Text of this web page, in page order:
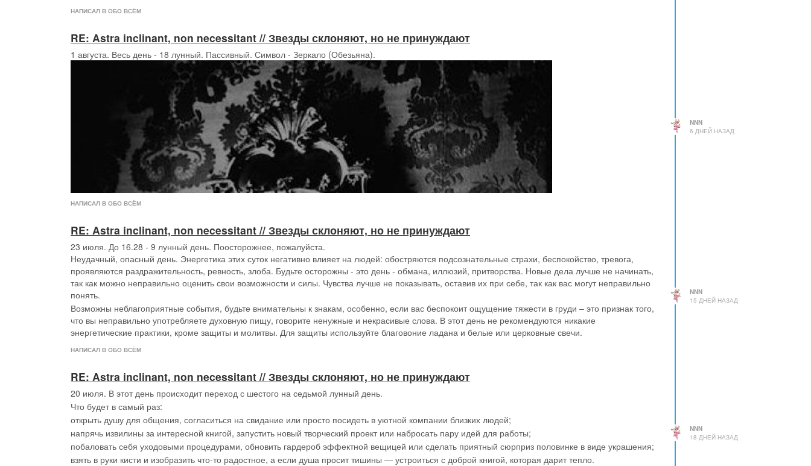
НАПИСАЛ В ОБО ВСЁМ
RE: Astra inclinant, non necessitant // Звезды склоняют, но не принуждают
1 августа. Весь день - 18 лунный. Пассивный. Символ - Зеркало (Обезьяна).
НАПИСАЛ В ОБО ВСЁМ
NNN
6 ДНЕЙ НАЗАД
RE: Astra inclinant, non necessitant // Звезды склоняют, но не принуждают
23 июля. До 16.28 - 9 лунный день. Поосторожнее, пожалуйста.
Неудачный, опасный день. Энергетика этих суток негативно влияет на людей: обостряются подсознательные страхи, беспокойство, тревога,
проявляются раздражительность, ревность, злоба. Будьте осторожны - это день - обмана, иллюзий, притворства. Новые дела лучше не начинать,
так как можно неправильно оценить свои возможности и силы. Чувства лучше не показывать, оставив их при себе, так как вас могут неправильно
понять.
Возможны неблагоприятные события, будьте внимательны к знакам, особенно, если вас беспокоит ощущение тяжести в груди – это признак того,
что вы неправильно употребляете духовную пищу, говорите ненужные и некрасивые слова. В этот день не рекомендуются никакие
энергетические практики, кроме защиты и молитвы. Для защиты используйте благовоние ладана и белые или церковные свечи.
НАПИСАЛ В ОБО ВСЁМ
NNN
15 ДНЕЙ НАЗАД
RE: Astra inclinant, non necessitant // Звезды склоняют, но не принуждают
20 июля. В этот день происходит переход с шестого на седьмой лунный день.
Что будет в самый раз:
открыть душу для общения, согласиться на свидание или просто посидеть в уютной компании близких людей;
напрячь извилины за интересной книгой, запустить новый творческий проект или набросать пару идей для работы;
побаловать себя уходовыми процедурами, обновить гардероб эффектной вещицей или сделать приятный сюрприз половинке в виде украшения;
взять в руки кисти и изобразить что-то радостное, а если душа просит тишины — устроиться с доброй книгой, которая дарит тепло.
NNN
18 ДНЕЙ НАЗАД